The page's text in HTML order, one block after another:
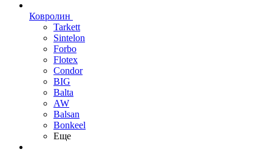
Ковролин
Tarkett
Sintelon
Forbo
Flotex
Condor
BIG
Balta
AW
Balsan
Bonkeel
Еще